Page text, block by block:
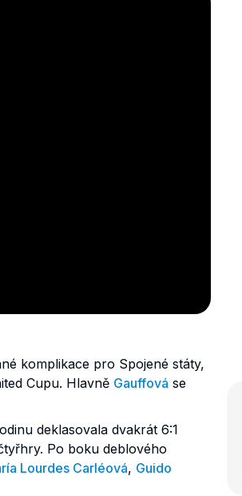
komplikace pro Spojené státy,
Cupu. Hlavně Gauffová se
deklasovala dvakrát 6:1
Po boku deblového
Lourdes Carléová, Guido